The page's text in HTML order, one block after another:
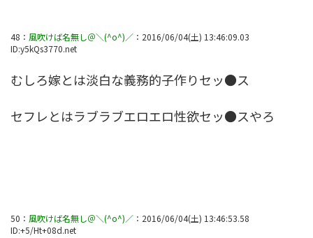
48 ： 風吹けば名無し＠＼(^o^)／ ： 2016/06/04(土) 13:46:09.03
ID:y5kQs3770.net
むしろ嫁とは淡白な義務的子作りセッ●ス
セフレとはラブラブエロエロ性欲セッ●スやろ
50 ： 風吹けば名無し＠＼(^o^)／ ： 2016/06/04(土) 13:46:53.58
ID:+5/Ht+08d.net